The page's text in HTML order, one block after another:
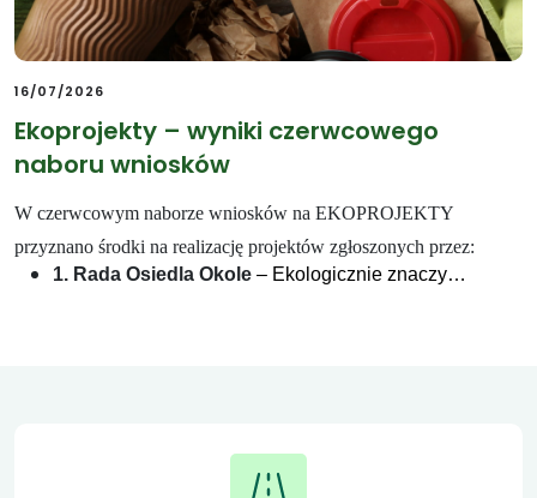
16/07/2026
Ekoprojekty – wyniki czerwcowego
naboru wniosków
W czerwcowym naborze wniosków na EKOPROJEKTY
przyznano środki na realizację projektów zgłoszonych przez:
1. Rada Osiedla Okole – Ekologicznie znaczy…